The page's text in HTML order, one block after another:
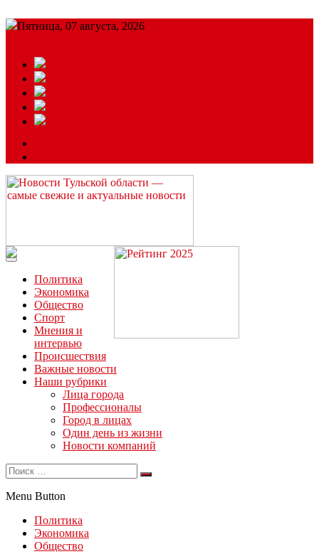
Пятница, 07 августа, 2026
Читайте последние новости дня в Тульской области на сайте
“ЗаНовомосковск”
Политика
Экономика
Общество
Спорт
Мнения и
интервью
Происшествия
Важные новости
Наши рубрики
Лица города
Профессионалы
Город в лицах
Один день из жизни
Новости компаний
Menu Button
Политика
Экономика
Общество